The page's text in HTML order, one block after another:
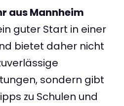
aus Mannheim
guter Start in einer
bietet daher nicht
sondern gibt
zu Schulen und